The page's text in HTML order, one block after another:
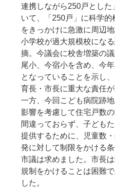
連携しながら250戸とした
いて、「250戸」に科学
をきっかけに急激に周辺
小学校が過大規模校にな
摘。今議会に校舎増築の
尾小、今宿小を含め、今
となっていることを示し
育長・市長に重大な責任
一方、今回こども病院跡
影響を考慮して住宅戸数
間違っておらず、子ども
提供するために、児童数
発に対して制限をかける
市議は求めました。市長
規制をかけることは困難
した。